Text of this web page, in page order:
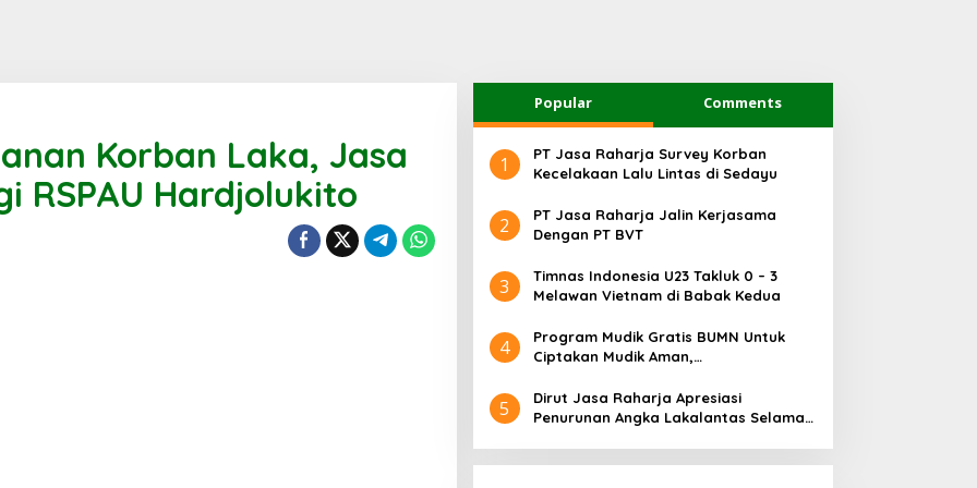
Korban Laka, Jasa
RSPAU Hardjolukito
Popular Comments
1
PT Jasa Raharja Survey Korban
Kecelakaan Lalu Lintas di Sedayu
2
PT Jasa Raharja Jalin Kerjasama
Dengan PT BVT
3
Timnas Indonesia U23 Takluk 0 – 3
Melawan Vietnam di Babak Kedua
4
Program Mudik Gratis BUMN Untuk
Ciptakan Mudik Aman,
5
Dirut Jasa Raharja Apresiasi
Penurunan Angka Lakalantas Selama